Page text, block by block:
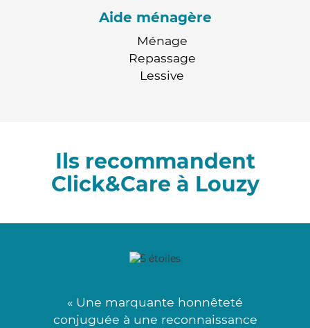
Aide ménagère
Ménage
Repassage
Lessive
Ils recommandent
Click&Care à Louzy
« Une marquante honnêteté
conjuguée à une reconnaissance